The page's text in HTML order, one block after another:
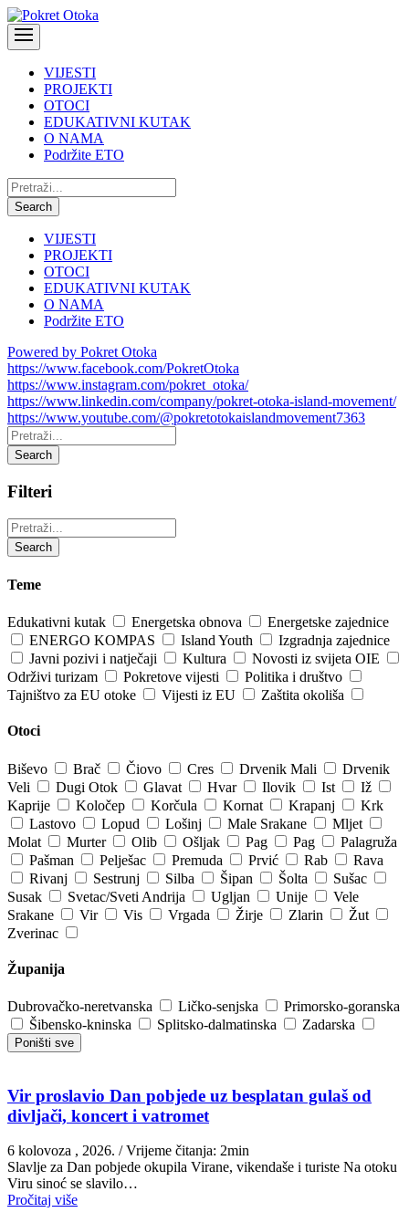
VIJESTI
PROJEKTI
OTOCI
EDUKATIVNI KUTAK
O NAMA
Podržite ETO
Pretraži:
Search
VIJESTI
PROJEKTI
OTOCI
EDUKATIVNI KUTAK
O NAMA
Podržite ETO
Powered by Pokret Otoka
https://www.facebook.com/PokretOtoka
https://www.instagram.com/pokret_otoka/
https://www.linkedin.com/company/pokret-otoka-island-movement/
https://www.youtube.com/@pokretotokaislandmovement7363
Pretraži:
Search
Filteri
Pretraži:
Search
Teme
Edukativni kutak Energetska obnova
Energetske zajednice
ENERGO KOMPAS
Island Youth
Izgradnja zajednice
Javni pozivi i natječaji
Kultura
Novosti iz svijeta OIE
Održivi turizam
Pokretove vijesti
Politika i društvo
Tajništvo za EU otoke
Vijesti iz EU Zaštita okoliša
Otoci
Biševo Brač Čiovo Cres Drvenik Mali
Drvenik
Veli
Dugi Otok Glavat Hvar Ilovik Ist
Iž
Kaprije
Koločep Korčula Kornat Krapanj
Krk
Lastovo
Lopud Lošinj Male Srakane
Mljet
Molat
Murter Olib Ošljak Pag Pag
Palagruža
Pašman
Pelješac Premuda Prvić Rab
Rava
Rivanj
Sestrunj Silba Šipan Šolta
Sušac
Susak
Svetac/Sveti Andrija Ugljan Unije
Vele
Srakane
Vir Vis Vrgada Žirje Zlarin
Žut
Zverinac
Županija
Dubrovačko-neretvanska Ličko-senjska
Primorsko-goranska
Šibensko-kninska
Splitsko-dalmatinska Zadarska
Poništi sve
Vir proslavio Dan pobjede uz besplatan gulaš od
divljači, koncert i vatromet
6 kolovoza , 2026. / Vrijeme čitanja: 2min
Slavlje za Dan pobjede okupila Virane, vikendaše i turiste Na otoku
Viru sinoć se slavilo…
Pročitaj više